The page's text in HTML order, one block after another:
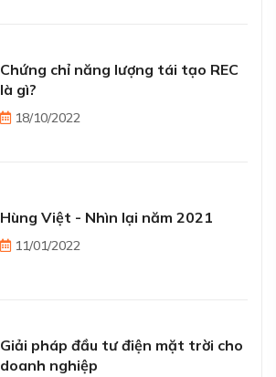
Chứng chỉ năng lượng tái tạo REC
là gì?
18/10/2022
Hùng Việt - Nhìn lại năm 2021
11/01/2022
Giải pháp đầu tư điện mặt trời cho
doanh nghiệp